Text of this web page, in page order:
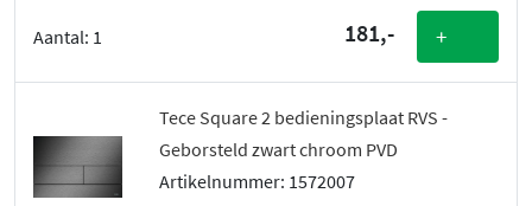
Aantal: 1 181,- +
Tece Square 2 bedieningsplaat RVS -
Geborsteld zwart chroom PVD
Artikelnummer: 1572007